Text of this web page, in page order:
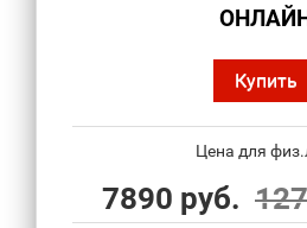
Купить
Цена для
7890 руб.